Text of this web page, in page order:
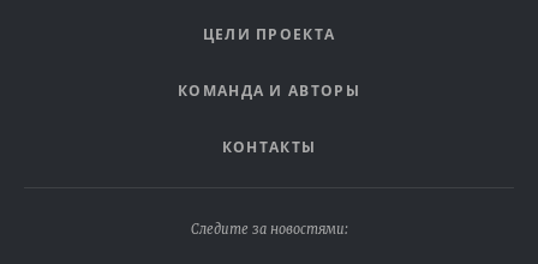
ЦЕЛИ ПРОЕКТА
КОМАНДА И АВТОРЫ
КОНТАКТЫ
Следите за новостями: